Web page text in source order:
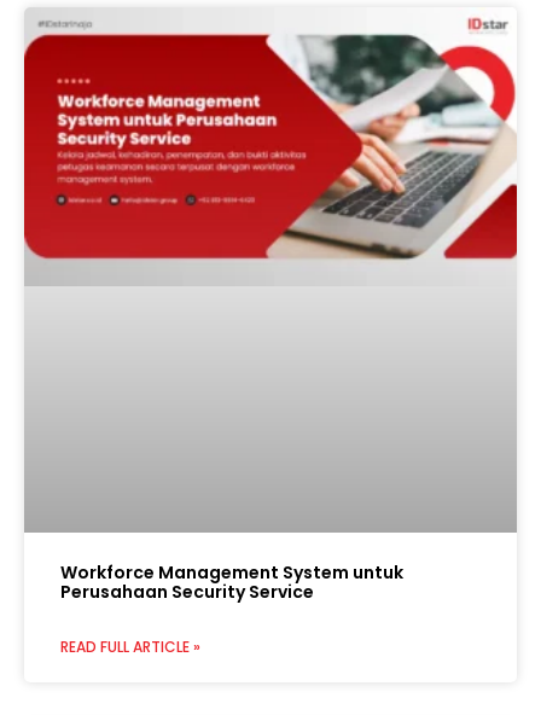
Workforce Management System untuk
Perusahaan Security Service
READ FULL ARTICLE »